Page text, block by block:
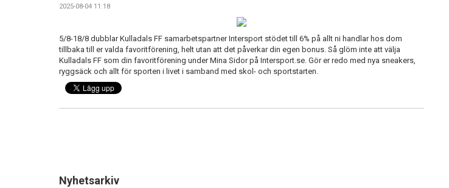
2025-08-04 11:18
5/8-18/8 dubblar Kulladals FF samarbetspartner Intersport stödet till 6% på allt ni handlar hos dom
tillbaka till er valda favoritförening, helt utan att det påverkar din egen bonus. Så glöm inte att välja
Kulladals FF som din favoritförening under Mina Sidor på Intersport.se. Gör er redo med nya sneakers,
ryggsäck och allt för sporten i livet i samband med skol- och sportstarten.
Nyhetsarkiv